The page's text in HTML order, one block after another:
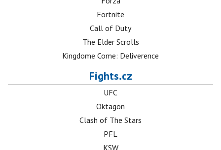
Fortnite
Call of Duty
The Elder Scrolls
Kingdome Come: Deliverence
Fights.cz
UFC
Oktagon
Clash of The Stars
PFL
KSW